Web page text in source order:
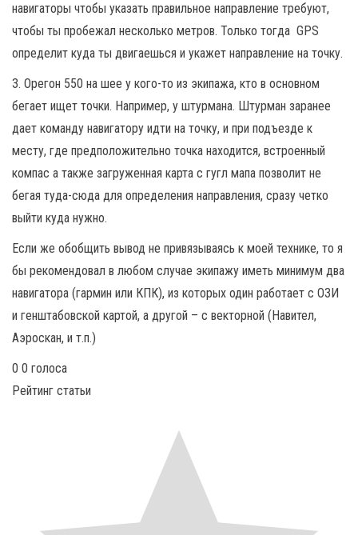
навигаторы чтобы указать правильное направление требуют,
чтобы ты пробежал несколько метров. Только тогда GPS
определит куда ты двигаешься и укажет направление на точку.
3. Орегон 550 на шее у кого-то из экипажа, кто в основном
бегает ищет точки. Например, у штурмана. Штурман заранее
дает команду навигатору идти на точку, и при подъезде к
месту, где предположительно точка находится, встроенный
компас а также загруженная карта с гугл мапа позволит не
бегая туда-сюда для определения направления, сразу четко
выйти куда нужно.
Если же обобщить вывод не привязываясь к моей технике, то я
бы рекомендовал в любом случае экипажу иметь минимум два
навигатора (гармин или КПК), из которых один работает с ОЗИ
и генштабовской картой, а другой – с векторной (Навител,
Аэроскан, и т.п.)
0 0 голоса
Рейтинг статьи